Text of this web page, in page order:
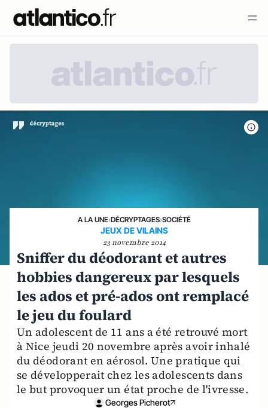
A LA UNE›DÉCRYPTAGES›SOCIÉTÉ
JEUX DE VILAINS
23 novembre 2014
Sniffer du déodorant et autres
hobbies dangereux par lesquels
les ados et pré-ados ont remplacé
le jeu du foulard
Un adolescent de 11 ans a été retrouvé mort
à Nice jeudi 20 novembre après avoir inhalé
du déodorant en aérosol. Une pratique qui
se développerait chez les adolescents dans
le but provoquer un état proche de l'ivresse.
Georges Picherot